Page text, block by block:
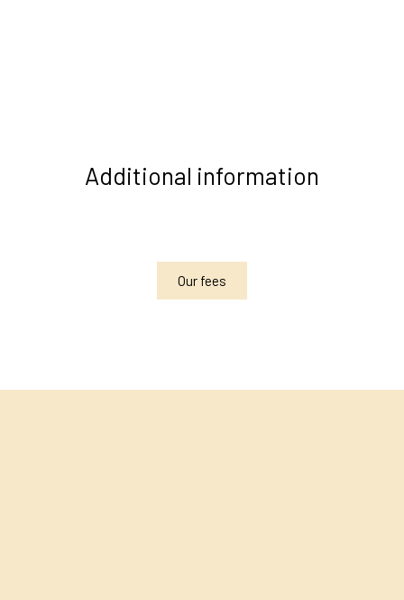
Additional information
Our fees